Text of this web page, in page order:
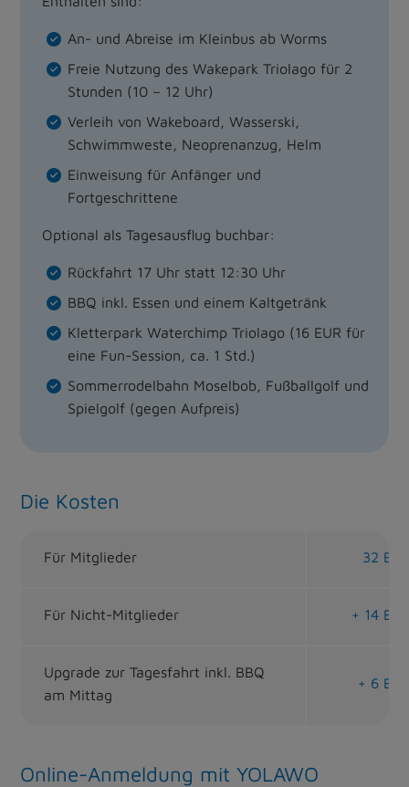
An- und Abreise im Kleinbus ab Worms
Freie Nutzung des Wakepark Triolago für 2
Stunden (10 – 12 Uhr)
Verleih von Wakeboard, Wasserski,
Schwimmweste, Neoprenanzug, Helm
Einweisung für Anfänger und
Fortgeschrittene
Optional als Tagesausflug buchbar:
Rückfahrt 17 Uhr statt 12:30 Uhr
BBQ inkl. Essen und einem Kaltgetränk
Kletterpark Waterchimp Triolago (16 EUR für
eine Fun-Session, ca. 1 Std.)
Sommerrodelbahn Moselbob, Fußballgolf und
Spielgolf (gegen Aufpreis)
Die Kosten
Für Mitglieder 32
Für Nicht-Mitglieder + 14
Upgrade zur Tagesfahrt inkl. BBQ
am Mittag
+ 6
Online-Anmeldung mit YOLAWO